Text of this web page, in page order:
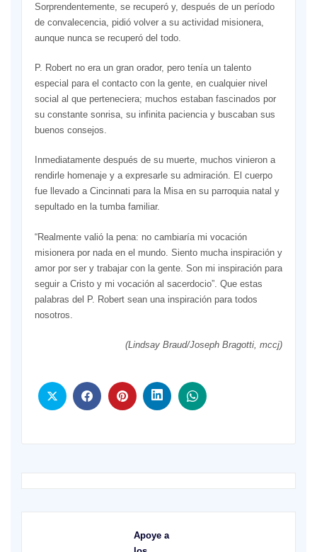
Sorprendentemente, se recuperó y, después de un período
de convalecencia, pidió volver a su actividad misionera,
aunque nunca se recuperó del todo.
P. Robert no era un gran orador, pero tenía un talento
especial para el contacto con la gente, en cualquier nivel
social al que perteneciera; muchos estaban fascinados por
su constante sonrisa, su infinita paciencia y buscaban sus
buenos consejos.
Inmediatamente después de su muerte, muchos vinieron a
rendirle homenaje y a expresarle su admiración. El cuerpo
fue llevado a Cincinnati para la Misa en su parroquia natal y
sepultado en la tumba familiar.
“Realmente valió la pena: no cambiaría mi vocación
misionera por nada en el mundo. Siento mucha inspiración y
amor por ser y trabajar con la gente. Son mi inspiración para
seguir a Cristo y mi vocación al sacerdocio”. Que estas
palabras del P. Robert sean una inspiración para todos
nosotros.
(Lindsay Braud/Joseph Bragotti, mccj)
Apoye a